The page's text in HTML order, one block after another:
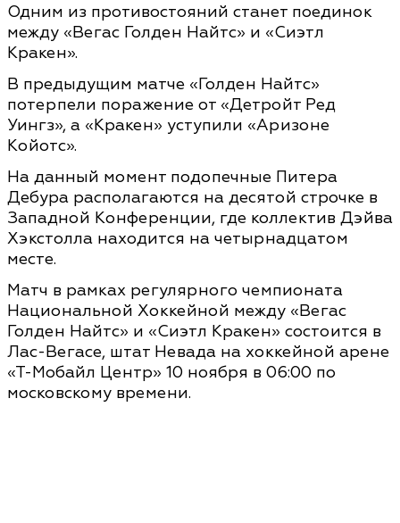
Одним из противостояний станет поединок
между «Вегас Голден Найтс» и «Сиэтл
Кракен».
В предыдущим матче «Голден Найтс»
потерпели поражение от «Детройт Ред
Уингз», а «Кракен» уступили «Аризоне
Койотс».
На данный момент подопечные Питера
Дебура располагаются на десятой строчке в
Западной Конференции, где коллектив Дэйва
Хэкстолла находится на четырнадцатом
месте.
Матч в рамках регулярного чемпионата
Национальной Хоккейной между «Вегас
Голден Найтс» и «Сиэтл Кракен» состоится в
Лас-Вегасе, штат Невада на хоккейной арене
«Т-Мобайл Центр» 10 ноября в 06:00 по
московскому времени.